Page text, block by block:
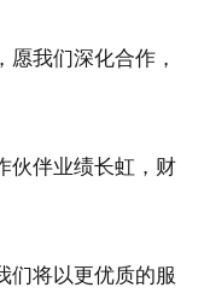
我们深化合作，
伙伴业绩长虹，财
们将以更优质的服